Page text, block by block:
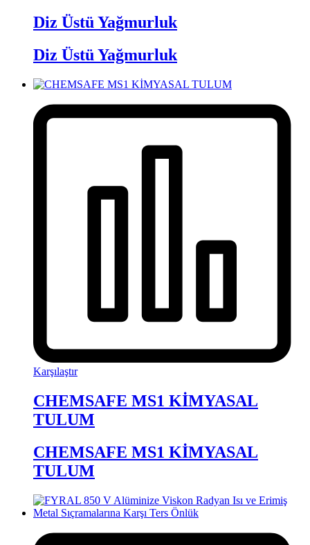
Diz Üstü Yağmurluk
Diz Üstü Yağmurluk
Karşılaştır
CHEMSAFE MS1 KİMYASAL
TULUM
CHEMSAFE MS1 KİMYASAL
TULUM